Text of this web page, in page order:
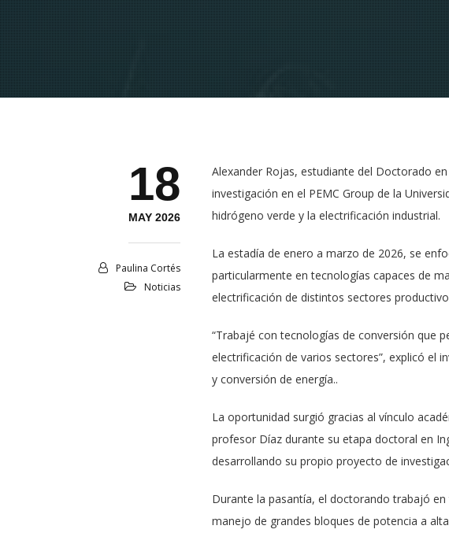
18
MAY 2026
Paulina Cortés
Noticias
Alexander Rojas, estudiante del Doctorado
investigación en el PEMC Group de la
hidrógeno verde y la electrificación industrial.
La estadía de enero a marzo de 2026, se
particularmente en tecnologías capaces de
electrificación de distintos sectores
“Trabajé con tecnologías de conversión que
electrificación de varios sectores”, explicó el
y conversión de energía..
La oportunidad surgió gracias al vínculo
profesor Díaz durante su etapa doctoral en
desarrollando su propio proyecto de
Durante la pasantía, el doctorando trabajó
manejo de grandes bloques de potencia a